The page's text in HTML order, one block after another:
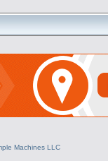
Machines LLC